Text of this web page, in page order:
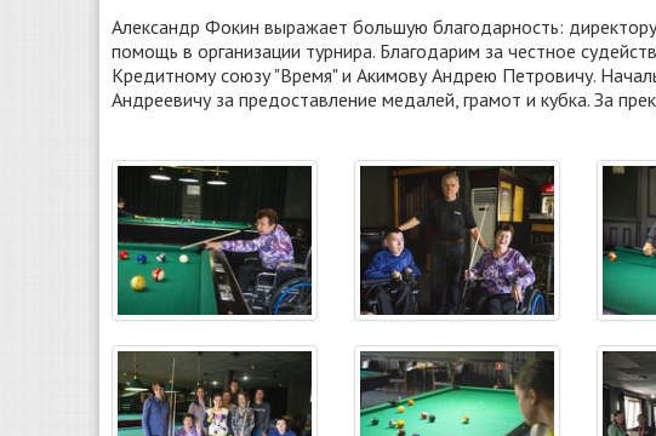
Александр Фокин выражает большую благодарность:
помощь в организации турнира. Благодарим за честное
Кредитному союзу "Время" и Акимову Андрею Петровичу.
Андреевичу за предоставление медалей, грамот и кубка. За